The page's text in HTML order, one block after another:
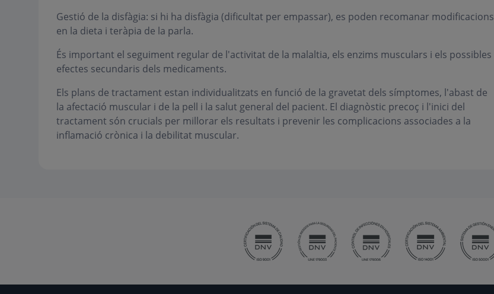
Gestió de la disfàgia: si hi ha disfàgia (dificultat per empassar), es poden recomanar modificacions
en la dieta i teràpia de la parla.
És important el seguiment regular de l'activitat de la malaltia, els enzims musculars i els possibles
efectes secundaris dels medicaments.
Els plans de tractament estan individualitzats en funció de la gravetat dels símptomes, l'abast de
la afectació muscular i de la pell i la salut general del pacient. El diagnòstic precoç i l'inici del
tractament són crucials per millorar els resultats i prevenir les complicacions associades a la
inflamació crònica i la debilitat muscular.